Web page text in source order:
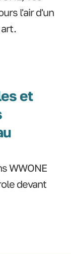
l'air d'un
et
WWONE
devant